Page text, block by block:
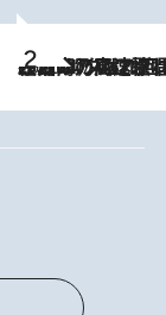
2026.8.7
「湘南乃風に憧れて」観客大盛上がりの“タオル回し”に、ラッパー顔負けの高速歌唱まで…さだまさし（74）のアグレッシブすぎる現在地